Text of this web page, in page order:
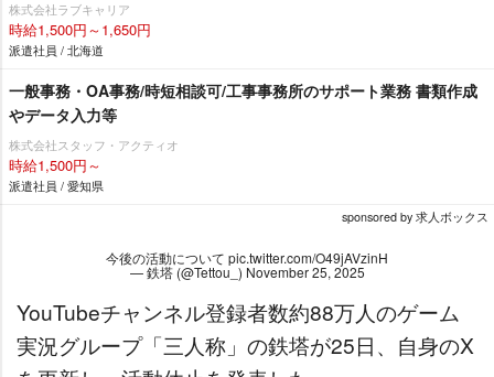
株式会社ラブキャリア
時給1,500円～1,650円
派遣社員 / 北海道
一般事務・OA事務/時短相談可/工事事務所のサポート業務 書類作成
データ入力等
株式会社スタッフ・アクティオ
時給1,500円～
派遣社員 / 愛知県
sponsored by 求人ボックス
今後の活動について pic.twitter.com/O49jAVzinH
— 鉄塔 (@Tettou_) November 25, 2025
YouTubeチャンネル登録者数約88万人のゲーム
実況グループ「三人称」の鉄塔が25日、自身のX